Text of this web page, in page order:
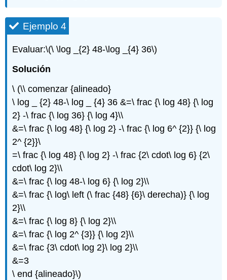
Ejemplo 4
Evaluar:\(\ \log _{2} 48-\log _{4} 36\)
Solución
\ (\\ comenzar {alineado}
\ log _ {2} 48-\ log _ {4} 36 &=\ frac {\ log 48} {\ log
2} -\ frac {\ log 36} {\ log 4}\\
&=\ frac {\ log 48} {\ log 2} -\ frac {\ log 6^ {2}} {\ log
2^ {2}}\
=\ frac {\ log 48} {\ log 2} -\ frac {2\ cdot\ log 6} {2\
cdot\ log 2}\\
&=\ frac {\ log 48-\ log 6} {\ log 2}\\
&=\ frac {\ log\ left (\ frac {48} {6}\ derecha)} {\ log
2}\\
&=\ frac {\ log 8} {\ log 2}\\
&=\ frac {\ log 2^ {3}} {\ log 2}\\
&=\ frac {3\ cdot\ log 2}\ log 2}\\
&=3
\ end {alineado}\)